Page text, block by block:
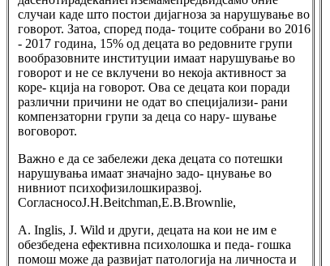
случаи каде што постои дијагноза за нарушување во
говорот. Затоа, според пода- тоците собрани во 2016
- 2017 година, 15% од децата во редовните групи
вообразовните институции имаат нарушување во
говорот и не се вклучени во некоја активност за
коре- кција на говорот. Ова се децата кои поради
различни причини не одат во специјализи- рани
компензаторни групи за деца со нару- шување
воговорот.
Важно е да се забележи дека децата со потешки
нарушувања имаат значајно задо- цнување во
нивниот психофизилошкиразвој.
СогласносоJ.H.Beitchman,E.B.Brownlie,
A. Inglis, J. Wild и други, децата на кои не им е
обезбедена ефективна психолошка и педа- гошка
помош може да развијат патологија на личноста и